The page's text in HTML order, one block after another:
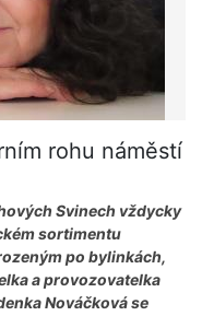
rohu náměstí
Svinech vždycky
sortimentu
po bylinkách,
a provozovatelka
Nováčková se